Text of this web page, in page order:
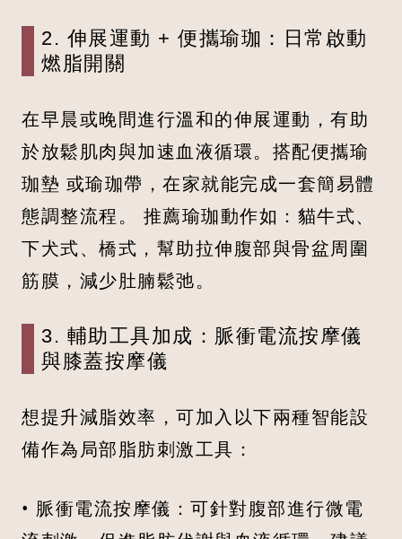
2. 伸展運動 + 便攜瑜珈：日常啟動
燃脂開關
在早晨或晚間進行溫和的伸展運動，有助
於放鬆肌肉與加速血液循環。搭配便攜瑜
珈墊 或瑜珈帶，在家就能完成一套簡易體
態調整流程。 推薦瑜珈動作如：貓牛式、
下犬式、橋式，幫助拉伸腹部與骨盆周圍
筋膜，減少肚腩鬆弛。
3. 輔助工具加成：脈衝電流按摩儀
與膝蓋按摩儀
想提升減脂效率，可加入以下兩種智能設
備作為局部脂肪刺激工具：
• 脈衝電流按摩儀：可針對腹部進行微電